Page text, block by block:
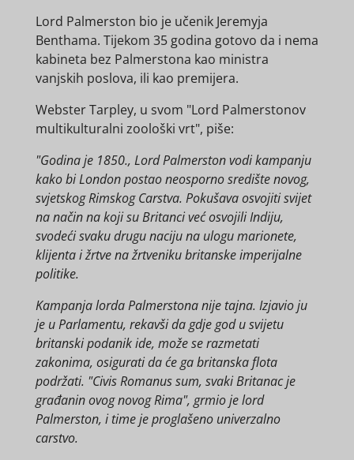
Lord Palmerston bio je učenik Jeremyja
Benthama. Tijekom 35 godina gotovo da i nema
kabineta bez Palmerstona kao ministra
vanjskih poslova, ili kao premijera.
Webster Tarpley, u svom "Lord Palmerstonov
multikulturalni zoološki vrt", piše:
"Godina je 1850., Lord Palmerston vodi kampanju
kako bi London postao neosporno središte novog,
svjetskog Rimskog Carstva. Pokušava osvojiti svijet
na način na koji su Britanci već osvojili Indiju,
svodeći svaku drugu naciju na ulogu marionete,
klijenta i žrtve na žrtveniku britanske imperijalne
politike.
Kampanja lorda Palmerstona nije tajna. Izjavio ju
je u Parlamentu, rekavši da gdje god u svijetu
britanski podanik ide, može se razmetati
zakonima, osigurati da će ga britanska flota
podržati. "Civis Romanus sum, svaki Britanac je
građanin ovog novog Rima", grmio je lord
Palmerston, i time je proglašeno univerzalno
carstvo.